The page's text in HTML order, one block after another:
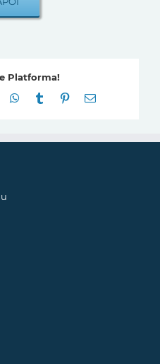
Platforma!
WhatsApp
Tumblr Pinterest
E-